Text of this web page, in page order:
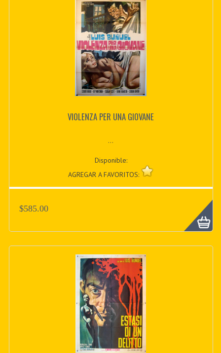
VIOLENZA PER UNA GIOVANE
...
Disponible:
AGREGAR A FAVORITOS:
$585.00